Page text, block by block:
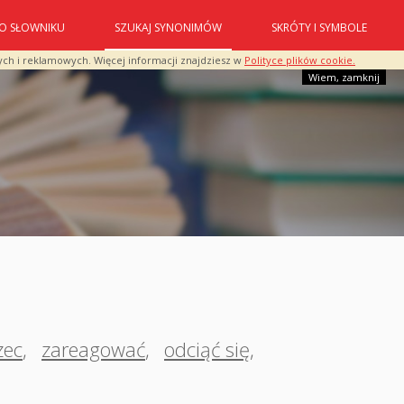
i reklamowych. Więcej informacji znajdziesz w Polityce plików cookie.
Wiem, zamknij
O SŁOWNIKU SZUKAJ SYNONIMÓW SKRÓTY I SYMBOLE
, zareagować, odciąć się,